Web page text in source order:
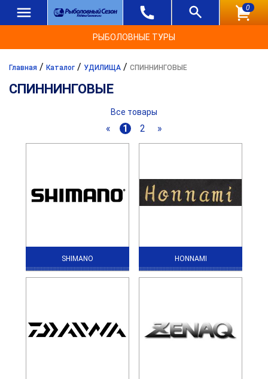
0
РЫБОЛОВНЫЕ ТУРЫ
Главная / Каталог / УДИЛИЩА / СПИННИНГОВЫЕ
СПИННИНГОВЫЕ
Все товары
« 1 2 »
SHIMANO HONNAMI